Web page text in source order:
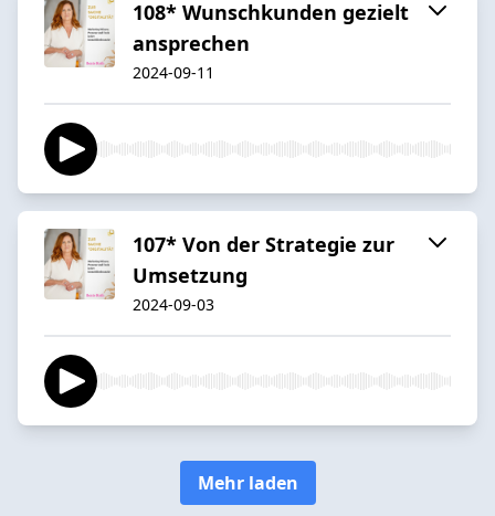
108* Wunschkunden gezielt
ansprechen
2024-09-11
107* Von der Strategie zur
Umsetzung
2024-09-03
Mehr laden